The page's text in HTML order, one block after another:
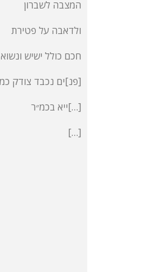
המצבה לשברון
ולדאבה על פטירת
חכם כולל ישיש ונשוא
פנ]ים נכבד צודק כמ״ר]
ייא בכמ״ר[…]
[…]